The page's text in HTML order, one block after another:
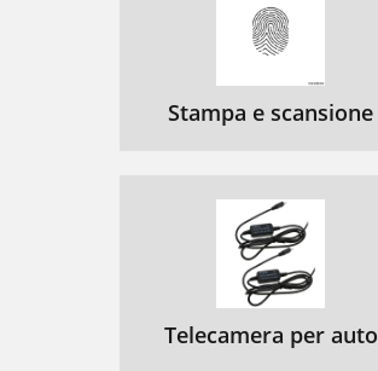
Stampa e scansione
Telecamera per auto